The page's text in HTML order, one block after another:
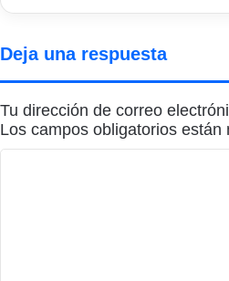
este
Deja una respuesta
Tu dirección de correo
Los campos obligatorios están